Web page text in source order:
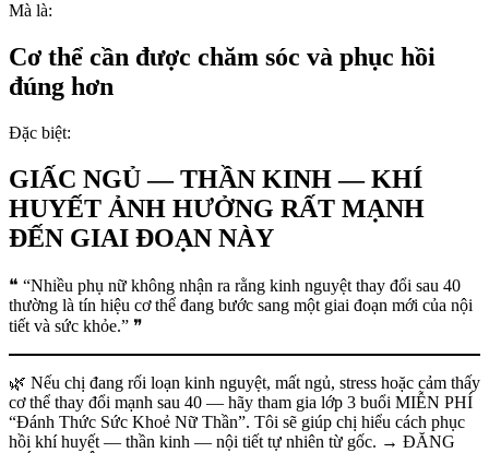
Mà là:
Cơ thể cần được chăm sóc và phục hồi
đúng hơn
Đặc biệt:
GIẤC NGỦ — THẦN KINH — KHÍ
HUYẾT ẢNH HƯỞNG RẤT MẠNH
ĐẾN GIAI ĐOẠN NÀY
❝ “Nhiều phụ nữ không nhận ra rằng kinh nguyệt thay đổi sau 40
thường là tín hiệu cơ thể đang bước sang một giai đoạn mới của nội
tiết và sức khỏe.” ❞
🌿 Nếu chị đang rối loạn kinh nguyệt, mất ngủ, stress hoặc cảm thấy
cơ thể thay đổi mạnh sau 40 — hãy tham gia lớp 3 buổi MIỄN PHÍ
“Đánh Thức Sức Khoẻ Nữ Thần”. Tôi sẽ giúp chị hiểu cách phục
hồi khí huyết — thần kinh — nội tiết tự nhiên từ gốc. → ĐĂNG